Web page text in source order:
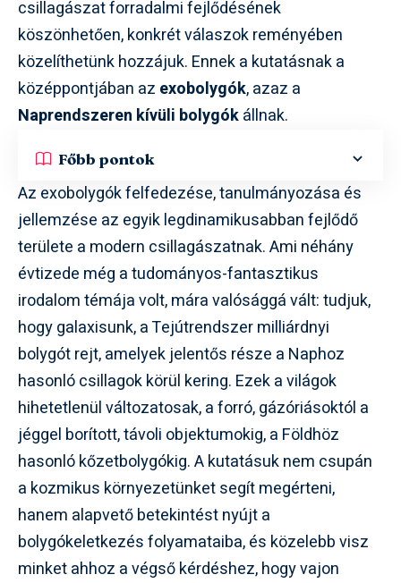
csillagászat forradalmi fejlődésének
köszönhetően, konkrét válaszok reményében
közelíthetünk hozzájuk. Ennek a kutatásnak a
középpontjában az exobolygók, azaz a
Naprendszeren kívüli bolygókállnak.
Főbb pontok
Az exobolygók felfedezése, tanulmányozása és
jellemzése az egyik legdinamikusabban fejlődő
területe a modern csillagászatnak. Ami néhány
évtizede még a tudományos-fantasztikus
irodalom témája volt, mára valósággá vált: tudjuk,
hogy galaxisunk, a Tejútrendszer milliárdnyi
bolygót rejt, amelyek jelentős része a Naphoz
hasonló csillagok körül kering. Ezek a világok
hihetetlenül változatosak, a forró, gázóriásoktól a
jéggel borított, távoli objektumokig, a Földhöz
hasonló kőzetbolygókig. A kutatásuk nem csupán
a kozmikus környezetünket segít megérteni,
hanem alapvető betekintést nyújt a
bolygókeletkezés folyamataiba, és közelebb visz
minket ahhoz a végső kérdéshez, hogy vajon